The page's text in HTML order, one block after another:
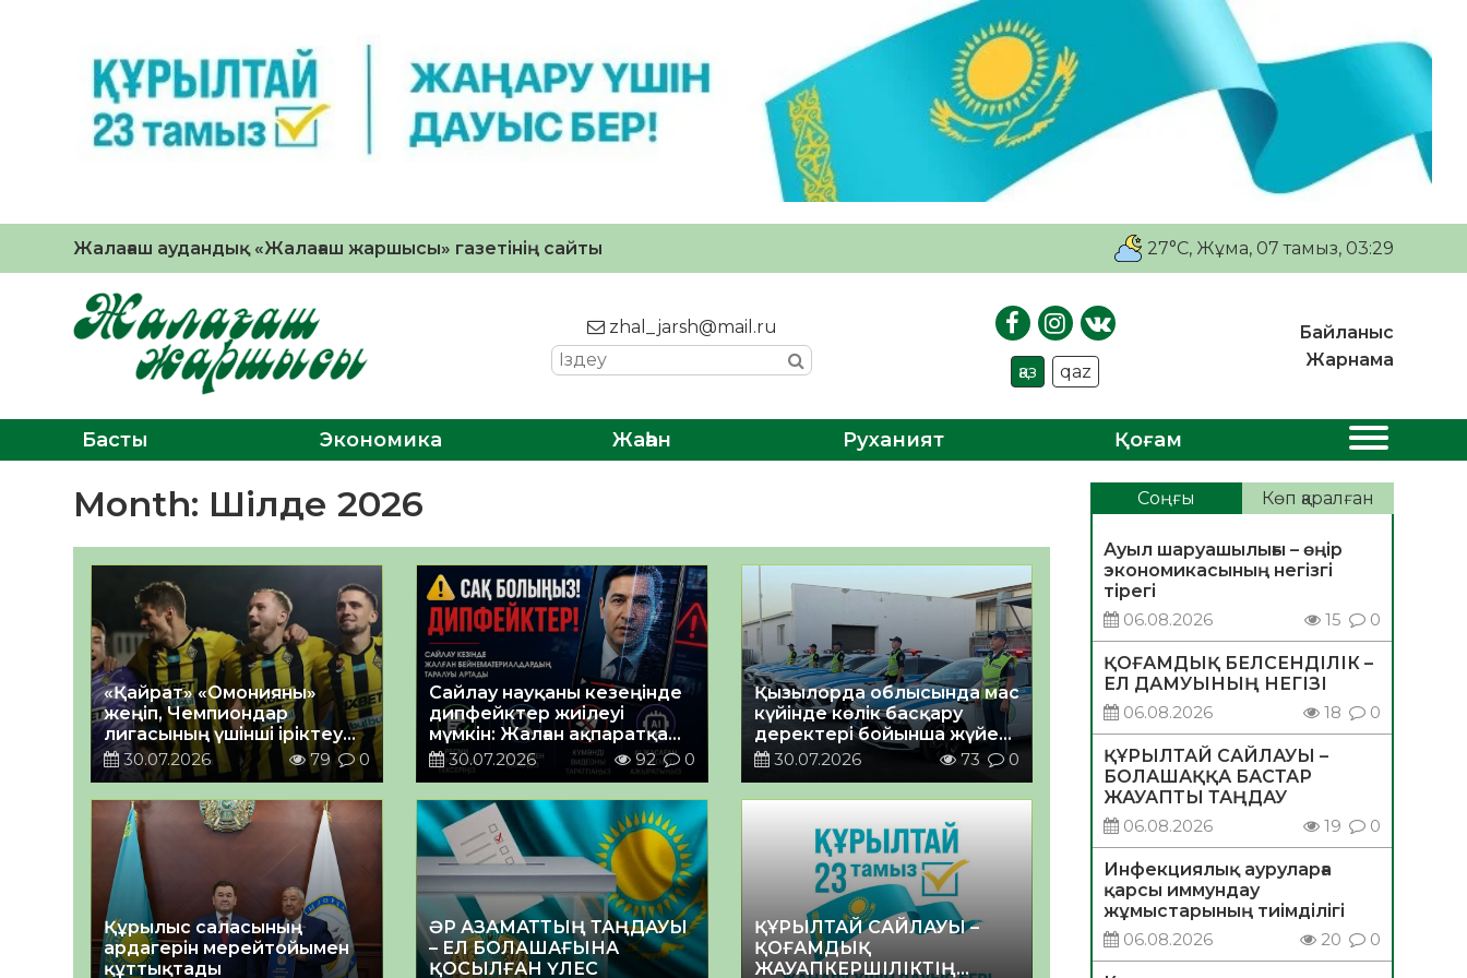
Жалағаш аудандық «Жалағаш жаршысы» газетінің сайты 27°C, Жұма, 07 тамыз, 03:29
zhal_jarsh@mail.ru
қаз qaz
Байланыс
Жарнама
Басты Экономика Жаһан Руханият Қоғам
Month: Шілде 2026
«Қайрат» «Омонияны»
жеңіп, Чемпиондар
лигасының үшінші іріктеу
кезеңіне шықты
30.07.2026 79 0
Сайлау науқаны кезеңінде
дипфейктер жиілеуі
мүмкін: Жалған ақпаратқа
қарсы іс-қимыл орталығы
ескерту жасады
30.07.2026 92 0
Қызылорда облысында мас
күйінде көлік басқару
деректері бойынша жүйелі
жұмыстар жалғасуда
30.07.2026 73 0
Құрылыс саласының
ардагерін мерейтойымен
құттықтады
ӘР АЗАМАТТЫҢ ТАҢДАУЫ
– ЕЛ БОЛАШАҒЫНА
ҚОСЫЛҒАН ҮЛЕС
ҚҰРЫЛТАЙ САЙЛАУЫ –
ҚОҒАМДЫҚ
ЖАУАПКЕРШІЛІКТІҢ
Соңғы Көп қаралған
Ауыл шаруашылығы – өңір
экономикасының негізгі
тірегі
06.08.2026
15 0
ҚОҒАМДЫҚ БЕЛСЕНДІЛІК –
ЕЛ ДАМУЫНЫҢ НЕГІЗІ
06.08.2026
18 0
ҚҰРЫЛТАЙ САЙЛАУЫ –
БОЛАШАҚҚА БАСТАР
ЖАУАПТЫ ТАҢДАУ
06.08.2026
19 0
Инфекциялық ауруларға
қарсы иммундау
жұмыстарының тиімділігі
06.08.2026
20 0